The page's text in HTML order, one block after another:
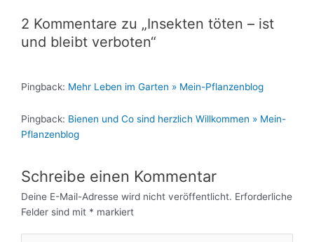
2 Kommentare zu „Insekten töten – ist
und bleibt verboten“
Pingback: Mehr Leben im Garten » Mein-Pflanzenblog
Pingback: Bienen und Co sind herzlich Willkommen » Mein-
Pflanzenblog
Schreibe einen Kommentar
Deine E-Mail-Adresse wird nicht veröffentlicht. Erforderliche
Felder sind mit * markiert